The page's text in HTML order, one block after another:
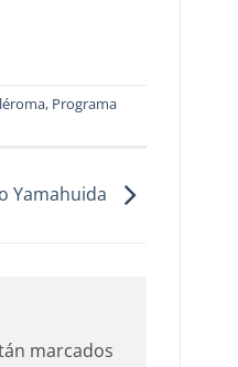
, Programa
Yamahuida
marcados